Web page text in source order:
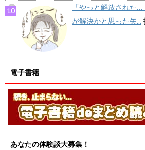
「やっと解放された
が解決かと思った矢...
電子書籍
あなたの体験談大募集！